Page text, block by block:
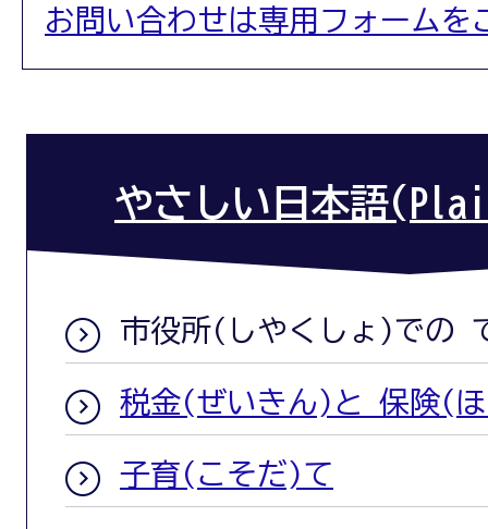
お問い合わせは専用フォームを
やさしい日本語
市役所(しやくしょ)での
税金(ぜいきん)と 保険(
子育(こそだ)て